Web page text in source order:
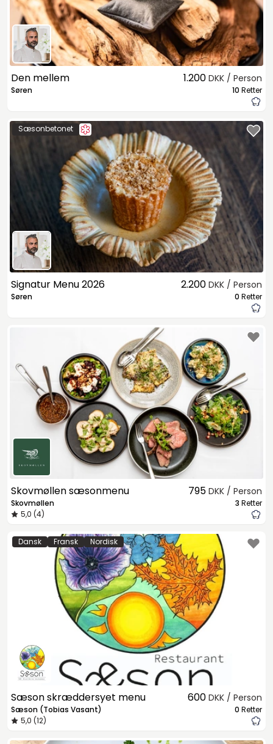
Den mellem
Søren
1.200 DKK / Person
10 Retter
Sæsonbetonet
Signatur Menu 2026
Søren
2.200 DKK / Person
0 Retter
Skovmøllen sæsonmenu
Skovmøllen
5,0 (4)
795 DKK / Person
3 Retter
Dansk Fransk Nordisk
Sæson skræddersyet menu
Sæson (Tobias Vasant)
5,0 (12)
600 DKK / Person
0 Retter